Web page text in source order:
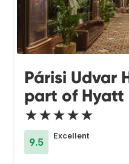
Párisi Udvar
part of Hyatt
★★★★★
9.5
Excellent